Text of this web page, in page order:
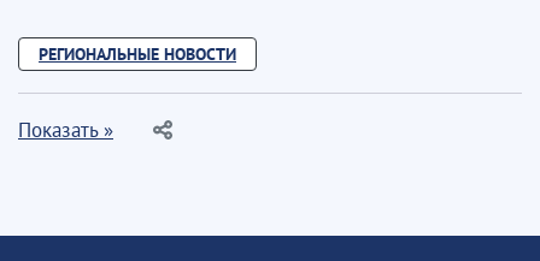
РЕГИОНАЛЬНЫЕ НОВОСТИ
Показать »